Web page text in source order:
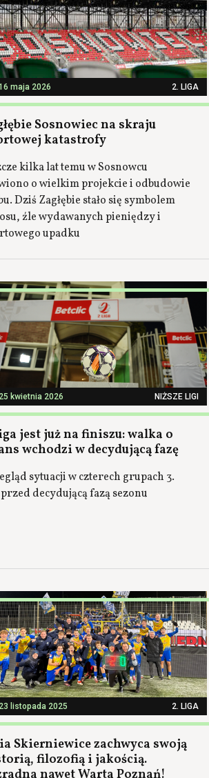
maja 2026 2. LIGA
Sosnowiec na skraju
katastrofy
kilka lat temu w Sosnowcu
o wielkim projekcie i odbudowie
Dziś Zagłębie stało się symbolem
źle wydawanych pieniędzy i
upadku
25 kwietnia 2026 NIŻSZE LIGI
jest już na finiszu: walka o
wchodzi w decydującą fazę
sytuacji w czterech grupach 3.
decydującą fazą sezonu
23 listopada 2025 2. LIGA
Skierniewice zachwyca swoją
filozofią i jakością.